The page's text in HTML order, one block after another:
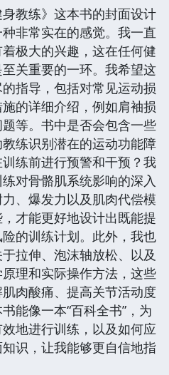
身教练》这本书的封面设计
非常实在的感觉。我一直
极大的兴趣，这在任何健
关重要的一环。我希望这
指导，包括对常见运动损
的详细介绍，例如肩袖损
等。书中是否会包含一些
练识别潜在的运动功能障
练前进行预警和干预？我
对骨骼肌系统影响的深入
、爆发力以及肌肉代偿模
才能更好地设计出既能提
的训练计划。此外，我也
拉伸、泡沫轴放松、以及
理和实际操作方法，这些
肉酸痛、提高关节活动度
能像一本“百科全书”，为
地进行训练，以及如何应
识，让我能够更自信地指